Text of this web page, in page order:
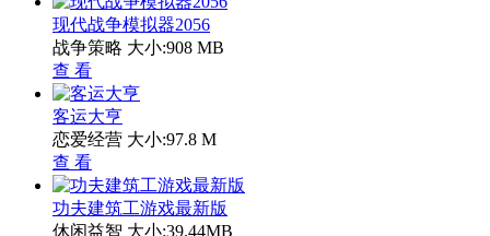
现代战争模拟器2056
战争策略 大小:908 MB
查 看
客运大亨
恋爱经营 大小:97.8 M
查 看
功夫建筑工游戏最新版
休闲益智 大小:39.44MB